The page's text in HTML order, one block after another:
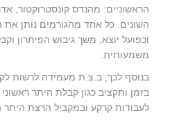
הראשוניים: מהנדס קונסטרוקטור,
השונים. כל אחד מהגורמים נותן את
וכפועל יוצא, משך גיבוש הפיתרון
משמעותית.
בנוסף לכך, ב.צ.ת מעמידה לרשות
בזמן ותקציב כגון קבלת היתר
לעבודות קרקע ובמקביל הרצת היתר